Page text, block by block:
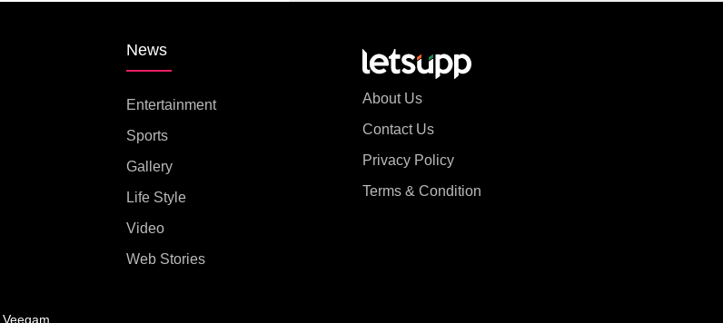
News
Entertainment
Sports
Gallery
Life Style
Video
Web Stories
About Us
Contact Us
Privacy Policy
Terms & Condition
Veegam